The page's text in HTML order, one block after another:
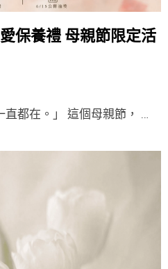
保養禮 母親節限定活
直都在。」 這個母親節， …